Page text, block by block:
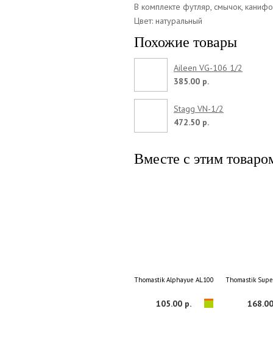
В комплекте футляр, смычок,
Цвет: натуральный
Похожие товары
Aileen VG-106 1/2
385.00 р.
Stagg VN-1/2
472.50 р.
Вместе с этим
Thomastik Alphayue AL100 4/4
105.00 р.
Thomastik